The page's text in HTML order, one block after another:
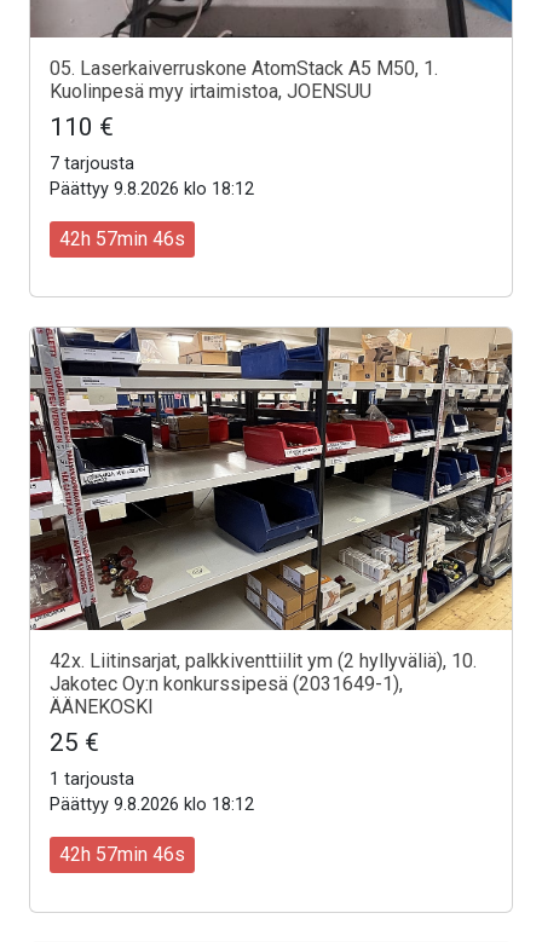
05. Laserkaiverruskone AtomStack A5 M50, 1.
Kuolinpesä myy irtaimistoa, JOENSUU
110 €
7 tarjousta
Päättyy 9.8.2026 klo 18:12
42h 57min 44s
42x. Liitinsarjat, palkkiventtiilit ym (2 hyllyväliä), 10.
Jakotec Oy:n konkurssipesä (2031649-1),
ÄÄNEKOSKI
25 €
1 tarjousta
Päättyy 9.8.2026 klo 18:12
42h 57min 44s